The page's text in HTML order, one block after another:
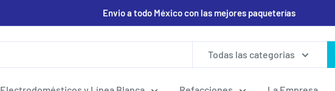
Envio a todo México con las mejores paqueterías
Todas las categorias